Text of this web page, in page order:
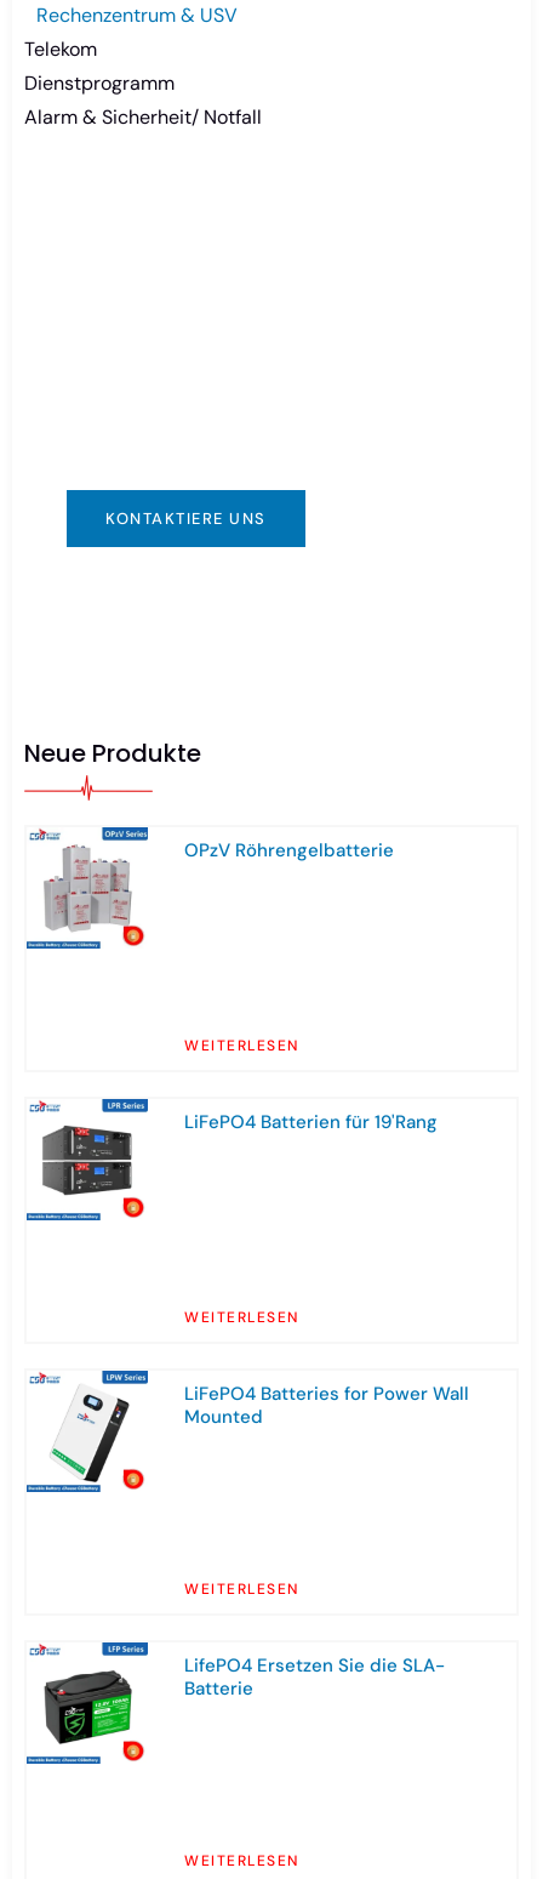
Rechenzentrum & USV
Telekom
Dienstprogramm
Alarm & Sicherheit/ Notfall
KONTAKTIERE UNS
Neue Produkte
OPzV Röhrengelbatterie
WEITERLESEN
LiFePO4 Batterien für 19'Rang
WEITERLESEN
LiFePO4 Batteries for Power Wall
Mounted
WEITERLESEN
LifePO4 Ersetzen Sie die SLA-
Batterie
WEITERLESEN